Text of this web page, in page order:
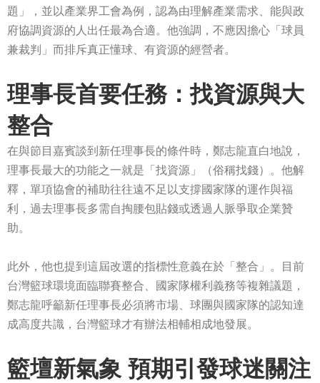
題」，並以產業界工會為例，認為由理解產業需求、能與政
府協調資源的人出任最為合適。他強調，不應因擔心「球員
兼裁判」而排斥真正懂球、有資源的經營者。
理事長首要任務：找資源與大
整合
在與節目嘉賓談到新任理事長的條件時，鄭志龍直白地說，
理事長最大的功能之一就是「找資源」（俗稱找錢）。他解
釋，單項協會的補助往往遠不足以支撐國家隊的運作與福
利，過去理事長多需自掏腰包貼錢或透過人脈爭取企業贊
助。
此外，他也提到這屆改選的指標性意義在於「整合」。目前
台灣籃球環境面臨聯賽整合、國家隊權利義務等複雜議題，
鄭志龍呼籲新任理事長必須將市場、球團與國家隊的認知達
成高度共識，台灣籃球才有辦法相輔相成地發展。
籃壇新氣象 預期引發球迷關注